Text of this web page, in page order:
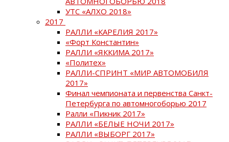
УТС «АЛХО 2018»
2017
РАЛЛИ «КАРЕЛИЯ 2017»
«Форт Константин»
РАЛЛИ «ЯККИМА 2017»
«Политех»
РАЛЛИ-СПРИНТ «МИР АВТОМОБИЛЯ
2017»
Финал чемпионата и первенства Санкт-
Петербурга по автомногоборью 2017
Ралли «Пикник 2017»
РАЛЛИ «БЕЛЫЕ НОЧИ 2017»
РАЛЛИ «ВЫБОРГ 2017»